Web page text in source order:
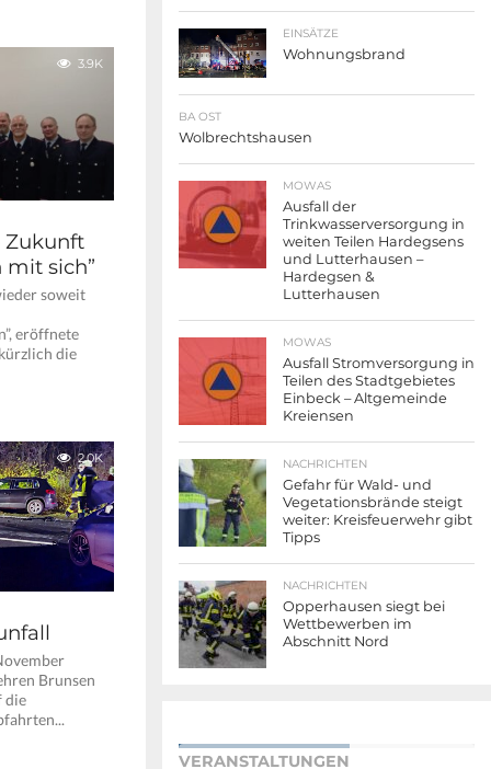
3.9K
Zukunft
sich”
soweit
eröffnete
die
2.0K
Brunsen
die
EINSÄTZE
Wohnungsbrand
BA OST
Wolbrechtshausen
MOWAS
Ausfall der
Trinkwasserversorgung in
weiten Teilen Hardegsens
und Lutterhausen –
Hardegsen &
Lutterhausen
MOWAS
Ausfall Stromversorgung in
Teilen des Stadtgebietes
Einbeck – Altgemeinde
Kreiensen
NACHRICHTEN
Gefahr für Wald- und
Vegetationsbrände steigt
weiter: Kreisfeuerwehr gibt
Tipps
NACHRICHTEN
Opperhausen siegt bei
Wettbewerben im
Abschnitt Nord
VERANSTALTUNGEN